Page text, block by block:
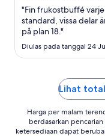
"Fin frukostbuffé
standard, vissa delar
på plan 18."
Diulas pada tanggal 24
Lihat
Harga per malam
berdasarkan
ketersediaan dapat